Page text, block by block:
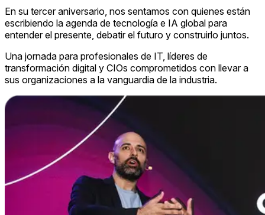
En su tercer aniversario, nos sentamos con quienes están
escribiendo la agenda de tecnología e IA global para
entender el presente, debatir el futuro y construirlo juntos.
Una jornada para profesionales de IT, líderes de
transformación digital y CIOs comprometidos con llevar a
sus organizaciones a la vanguardia de la industria.